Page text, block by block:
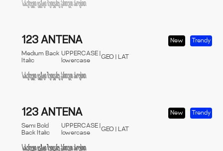
123 ANTENA New Trendy
Medium Back
Italic
UPPERCASE |
lowercase
GEO | LAT
123 ANTENA New Trendy
Semi Bold
Back Italic
UPPERCASE |
lowercase
GEO | LAT